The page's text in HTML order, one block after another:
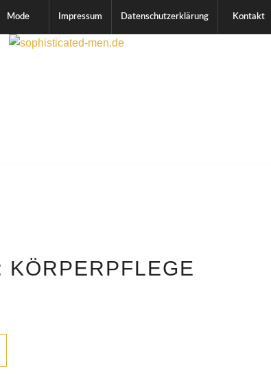
Mode Impressum Datenschutzerklärung Kontakt
KÖRPERPFLEGE